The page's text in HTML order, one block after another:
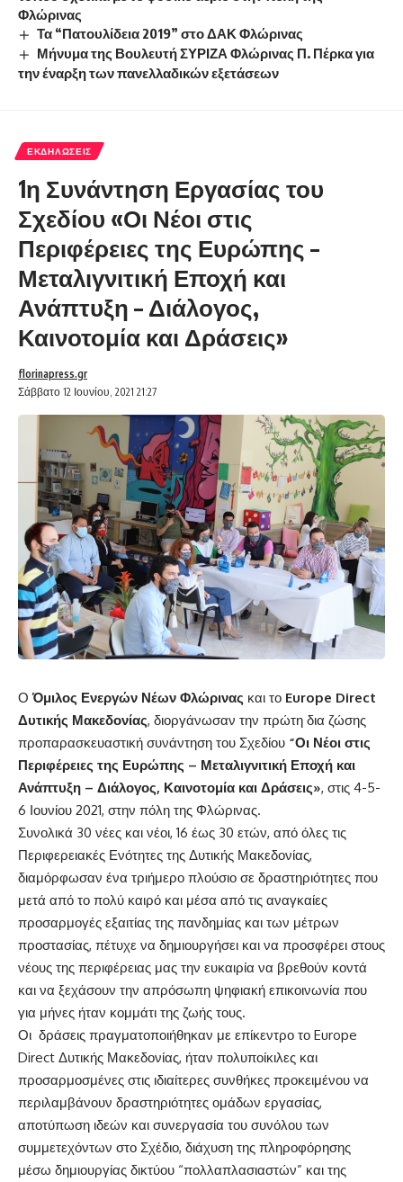
Φλώρινας
Τα “Πατουλίδεια 2019” στο ΔΑΚ Φλώρινας
Μήνυμα της Βουλευτή ΣΥΡΙΖΑ Φλώρινας Π. Πέρκα για
την έναρξη των πανελλαδικών εξετάσεων
ΕΚΔΗΛΏΣΕΙΣ
1η Συνάντηση Εργασίας του
Σχεδίου «Οι Νέοι στις
Περιφέρειες της Ευρώπης –
Μεταλιγνιτική Εποχή και
Ανάπτυξη – Διάλογος,
Καινοτομία και Δράσεις»
Σάββατο 12 Ιουνίου, 2021 21:27
florinapress.gr
ΟΌμιλος Ενεργών Νέων Φλώρινας και το Europe Direct
Δυτικής Μακεδονίας, διοργάνωσαν την πρώτη δια ζώσης
προπαρασκευαστική συνάντηση του Σχεδίου “Οι Νέοι στις
Περιφέρειες της Ευρώπης – Μεταλιγνιτική Εποχή και
Ανάπτυξη – Διάλογος, Καινοτομία και Δράσεις», στις 4-5-
6 Ιουνίου 2021, στην πόλη της Φλώρινας.
Συνολικά 30 νέες και νέοι, 16 έως 30 ετών, από όλες τις
Περιφερειακές Ενότητες της Δυτικής Μακεδονίας,
διαμόρφωσαν ένα τριήμερο πλούσιο σε δραστηριότητες που
μετά από το πολύ καιρό και μέσα από τις αναγκαίες
προσαρμογές εξαιτίας της πανδημίας και των μέτρων
προστασίας, πέτυχε να δημιουργήσει και να προσφέρει στους
νέους της περιφέρειας μας την ευκαιρία να βρεθούν κοντά
και να ξεχάσουν την απρόσωπη ψηφιακή επικοινωνία που
για μήνες ήταν κομμάτι της ζωής τους.
Οι δράσεις πραγματοποιήθηκαν με επίκεντρο το Europe
Direct Δυτικής Μακεδονίας, ήταν πολυποίκιλες και
προσαρμοσμένες στις ιδιαίτερες συνθήκες προκειμένου να
περιλαμβάνουν δραστηριότητες ομάδων εργασίας,
αποτύπωση ιδεών και συνεργασία του συνόλου των
συμμετεχόντων στο Σχέδιο, διάχυση της πληροφόρησης
μέσω δημιουργίας δικτύου “πολλαπλασιαστών” και της